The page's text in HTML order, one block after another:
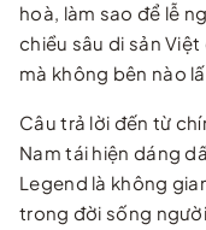
hoà, làm sao để lễ
chiều sâu di sản
mà không bên nào
Câu trả lời đến từ
Nam tái hiện dáng
Legend là không
trong đời sống